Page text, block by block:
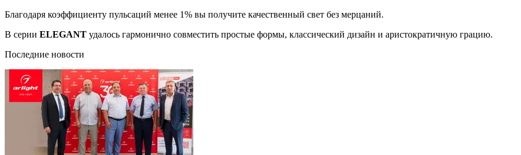
Благодаря коэффициенту пульсаций менее 1% вы получите качественный свет без мерцаний.
В серии ELEGANT удалось гармонично совместить простые формы, классический дизайн и аристократичную грацию.
Последние новости